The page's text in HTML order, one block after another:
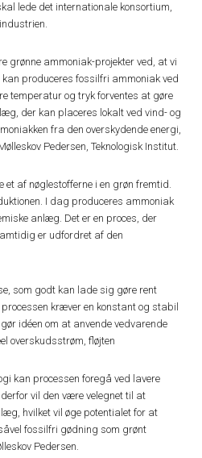
lede det internationale konsortium,
grønne ammoniak-projekter ved, at vi
produceres fossilfri ammoniak ved
temperatur og tryk forventes at gøre
der kan placeres lokalt ved vind- og
fra den overskydende energi,
Pedersen, Teknologisk Institut.
af nøglestofferne i en grøn fremtid.
I dag produceres ammoniak
anlæg. Det er en proces, der
er udfordret af den
som godt kan lade sig gøre rent
kræver en konstant og stabil
idéen om at anvende vedvarende
overskudsstrøm, fløjten
kan processen foregå ved lavere
vil den være velegnet til at
hvilket vil øge potentialet for at
fossilfri gødning som grønt
Pedersen.